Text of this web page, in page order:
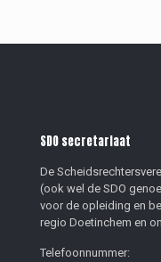
SDO secretariaat
De
(ook wel de SDO
voor de opleiding en
regio Doetinchem en
Telefoonnummer: